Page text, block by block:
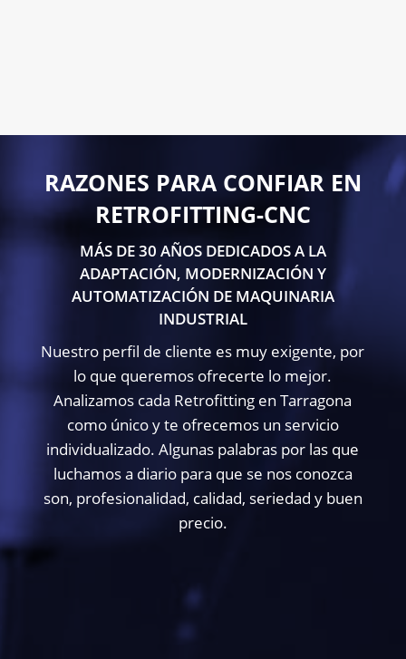
RAZONES PARA CONFIAR EN
RETROFITTING-CNC
MÁS DE 30 AÑOS DEDICADOS A LA
ADAPTACIÓN, MODERNIZACIÓN Y
AUTOMATIZACIÓN DE MAQUINARIA
INDUSTRIAL
Nuestro perfil de cliente es muy exigente, por
lo que queremos ofrecerte lo mejor.
Analizamos cada Retrofitting en Tarragona
como único y te ofrecemos un servicio
individualizado. Algunas palabras por las que
luchamos a diario para que se nos conozca
son, profesionalidad, calidad, seriedad y buen
precio.